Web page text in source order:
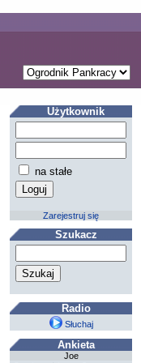
Użytkownik
na stałe
Zarejestruj się
Szukacz
Radio
Słuchaj
Ankieta
Joe